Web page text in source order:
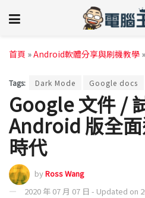
首頁 »Android軟體分享與刷機教學 »
Tags: Dark Mode Google docs
Google 文件 /
Android 版全面
時代
byRoss Wang
2020 年 07 月 07 日 - Updated on